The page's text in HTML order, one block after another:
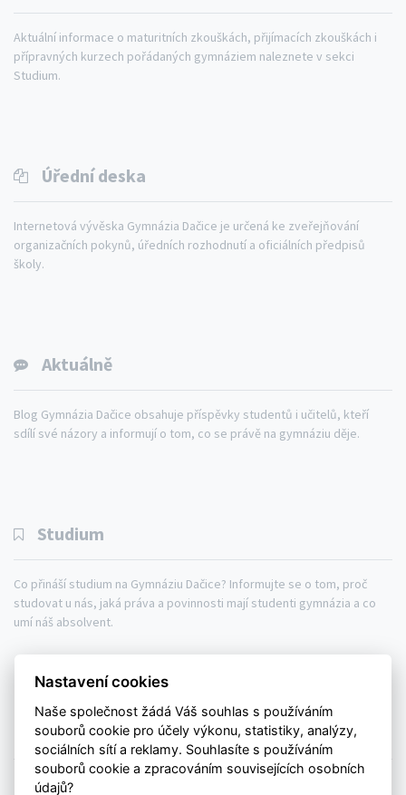
Aktuální informace o maturitních zkouškách, přijímacích zkouškách i
přípravných kurzech pořádaných gymnáziem naleznete v sekci
Studium.
Úřední deska
Internetová vývěska Gymnázia Dačice je určená ke zveřejňování
organizačních pokynů, úředních rozhodnutí a oficiálních předpisů
školy.
Aktuálně
Blog Gymnázia Dačice obsahuje příspěvky studentů i učitelů, kteří
sdílí své názory a informují o tom, co se právě na gymnáziu děje.
Studium
Co přináší studium na Gymnáziu Dačice? Informujte se o tom, proč
studovat u nás, jaká práva a povinnosti mají studenti gymnázia a co
umí náš absolvent.
Gymnázium
Kontakty
Mapa webu
Prohlášení o přístupnosti
Nastavení cookies
Naše společnost žádá Váš souhlas s používáním
souborů cookie pro účely výkonu, statistiky, analýzy,
sociálních sítí a reklamy. Souhlasíte s používáním
souborů cookie a zpracováním souvisejících osobních
údajů?